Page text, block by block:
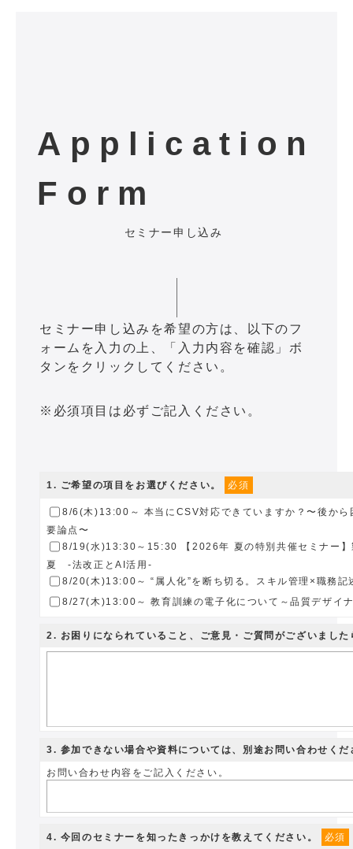
Application
Form
セミナー申し込み
セミナー申し込みを希望の方は、以下のフ
ォームを入力の上、「入力内容を確認」ボ
タンをクリックしてください。
※必須項目は必ずご記入ください。
1. ご希望の項目をお選びください。 必須
8/6(木)13:00～ 本当にCSV対応できていますか？〜後から
要論点〜
8/19(水)13:30～15:30 【2026年 夏の特別共催セミナー
夏 -法改正とAI活用-
8/20(木)13:00～ “属人化”を断ち切る。スキル管理×職務記
8/27(木)13:00～ 教育訓練の電子化について～品質デザイ
2. お困りになられていること、ご意見・ご質問がございまし
3. 参加できない場合や資料については、別途お問い合わせくだ
お問い合わせ内容をご記入ください。
4. 今回のセミナーを知ったきっかけを教えてください。 必須